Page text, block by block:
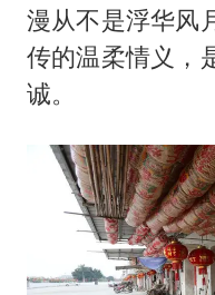
漫从不是浮华风
传的温柔情义，
诚。